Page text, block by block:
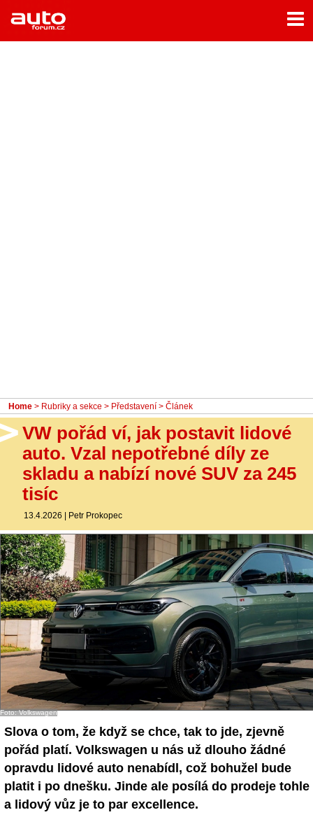
Home
Rubriky
Home > Rubriky a sekce > Představení > Článek
VW pořád ví, jak postavit lidové
auto. Vzal nepotřebné díly ze
skladu a nabízí nové SUV za 245
tisíc
13.4.2026 | Petr Prokopec
Foto: Volkswagen
Slova o tom, že když se chce, tak to jde, zjevně
pořád platí. Volkswagen u nás už dlouho žádné
opravdu lidové auto nenabídl, což bohužel bude
platit i po dnešku. Jinde ale posílá do prodeje tohle
a lidový vůz je to par excellence.